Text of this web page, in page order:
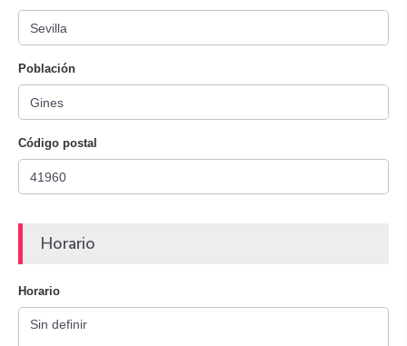
Población
Código postal
Horario
Horario